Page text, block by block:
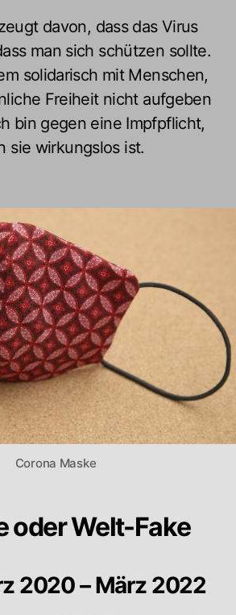
davon, dass das Virus
man sich schützen sollte.
solidarisch mit Menschen,
Freiheit nicht aufgeben
bin gegen eine Impfpflicht,
sie wirkungslos ist.
Corona Maske
oder Welt-Fake
2020 – März 2022